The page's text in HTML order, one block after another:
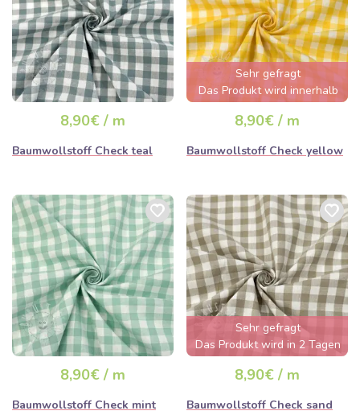
8,90€ / m
Baumwollstoff Check teal
Sehr gefragt
Das Produkt wird innerhalb
von wenigen Stunden
ausverkauft sein
8,90€ / m
Baumwollstoff Check yellow
8,90€ / m
Baumwollstoff Check mint
Sehr gefragt
Das Produkt wird in 2 Tagen
ausverkauft sein
8,90€ / m
Baumwollstoff Check sand